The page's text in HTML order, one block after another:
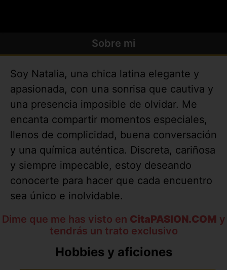
Sobre mi
Soy Natalia, una chica latina elegante y
apasionada, con una sonrisa que cautiva y
una presencia imposible de olvidar. Me
encanta compartir momentos especiales,
llenos de complicidad, buena conversación
y una química auténtica. Discreta, cariñosa
y siempre impecable, estoy deseando
conocerte para hacer que cada encuentro
sea único e inolvidable.
Dime que me has visto en CitaPASION.COM y
tendrás un trato exclusivo
Hobbies y aficiones